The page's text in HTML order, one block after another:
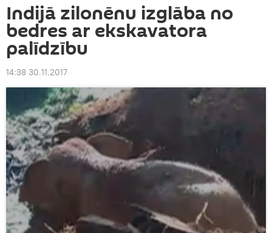
Indijā zilonēnu izglāba no
bedres ar ekskavatora
palīdzību
14:38 30.11.2017